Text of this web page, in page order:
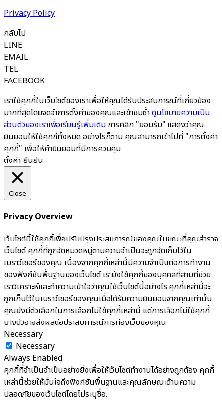
Privacy Policy
กลับไป
LINE
EMAIL
TEL
FACEBOOK
เราใช้คุกกี้ในเว็บไซต์ของเราเพื่อให้คุณได้รับประสบการณ์ที่เกี่ยวข้อง
มากที่สุดโดยจดจำการตั้งค่าของคุณและเข้าชมซ้ำดูนโยบายความเป็น
ส่วนตัวของเราเพื่อเรียนรู้เพิ่มเติม การคลิก "ยอมรับ" แสดงว่าคุณ
ยินยอมให้ใช้คุกกี้ทั้งหมด อย่างไรก็ตาม คุณสามารถเข้าไปที่ "การตั้งค่า
คุกกี้" เพื่อให้คำยินยอมที่มีการควบคุม
ตั้งค่า ยืนยัน
Close
Privacy Overview
เว็บไซต์นี้ใช้คุกกี้เพื่อปรับปรุงประสบการณ์ของคุณในขณะที่คุณสำรวจ
เว็บไซต์ คุกกี้ที่ถูกจัดหมวดหมู่ตามความจำเป็นจะถูกจัดเก็บไว้ใน
เบราว์เซอร์ของคุณ เนื่องจากคุกกี้เหล่านี้มีความจำเป็นต่อการทำงาน
ของฟังก์ชันพื้นฐานของเว็บไซต์ เรายังใช้คุกกี้ของบุคคลที่สามที่ช่วย
เราวิเคราะห์และทำความเข้าใจว่าคุณใช้เว็บไซต์นี้อย่างไร คุกกี้เหล่านี้จะ
ถูกเก็บไว้ในเบราว์เซอร์ของคุณเมื่อได้รับความยินยอมจากคุณเท่านั้น
คุณยังมีตัวเลือกในการเลือกไม่ใช้คุกกี้เหล่านี้ แต่การเลือกไม่ใช้คุกกี้
บางตัวอาจส่งผลต่อประสบการณ์การท่องเว็บของคุณ
Necessary
Necessary
Always Enabled
คุกกี้ที่จำเป็นจำเป็นอย่างยิ่งเพื่อให้เว็บไซต์ทำงานได้อย่างถูกต้อง คุกกี้
เหล่านี้ช่วยให้มั่นใจถึงฟังก์ชันพื้นฐานและคุณลักษณะด้านความ
ปลอดภัยของเว็บไซต์โดยไม่ระบุชื่อ.